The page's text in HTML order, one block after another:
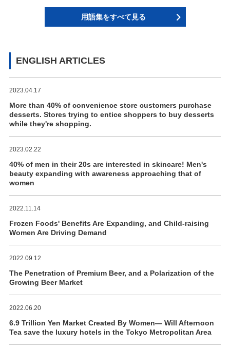
用語集をすべて見る
ENGLISH ARTICLES
2023.04.17
More than 40% of convenience store customers purchase
desserts. Stores trying to entice shoppers to buy desserts
while they're shopping.
2023.02.22
40% of men in their 20s are interested in skincare! Men's
beauty expanding with awareness approaching that of
women
2022.11.14
Frozen Foods' Benefits Are Expanding, and Child-raising
Women Are Driving Demand
2022.09.12
The Penetration of Premium Beer, and a Polarization of the
Growing Beer Market
2022.06.20
6.9 Trillion Yen Market Created By Women― Will Afternoon
Tea save the luxury hotels in the Tokyo Metropolitan Area